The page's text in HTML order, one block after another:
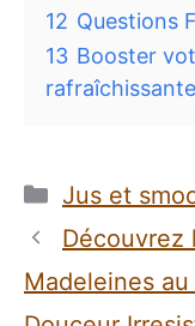
12 Questions
13 Booster
Catégories
Jus et
Découvrez
Madeleines